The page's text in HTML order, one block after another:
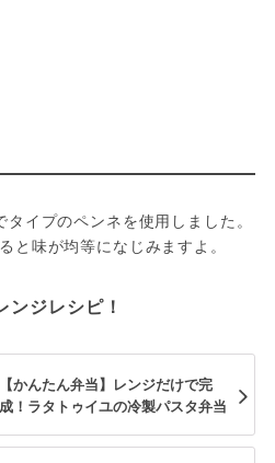
イプのペンネを使用しました。
と味が均等になじみますよ。
ジレシピ！
【かんたん弁当】レンジだけで完
成！ラタトゥイユの冷製パスタ弁当